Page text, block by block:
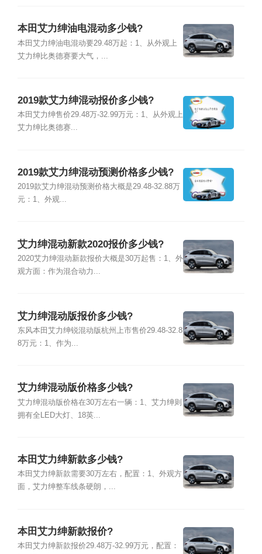
本田艾力绅油电混动多少钱?
本田艾力绅油电混动要29.48万起：1、从外观上
艾力绅比奥德赛要大气，...
2019款艾力绅混动报价多少钱?
本田艾力绅售价29.48万-32.99万元：1、从外观上
艾力绅比奥德赛...
2019款艾力绅混动预测价格多少钱?
2019款艾力绅混动预测价格大概是29.48-32.88万
元：1、外观...
艾力绅混动新款2020报价多少钱?
2020艾力绅混动新款报价大概是30万起售：1、外
观方面：作为混合动力...
艾力绅混动版报价多少钱?
东风本田艾力绅锐混动版杭州上市售价29.48-32.8
8万元：1、作为...
艾力绅混动版价格多少钱?
艾力绅混动版价格在30万左右一辆：1、艾力绅则
拥有全LED大灯、18英...
本田艾力绅新款多少钱?
本田艾力绅新款需要30万左右，配置：1、外观方
面，艾力绅整车线条硬朗，...
本田艾力绅新款报价?
本田艾力绅新款报价29.48万-32.99万元，配置：